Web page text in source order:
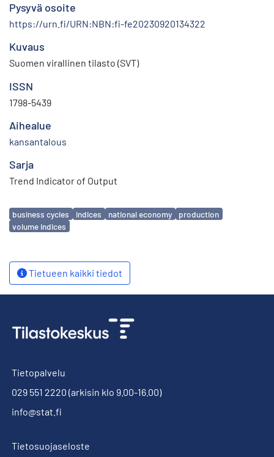
Pysyvä osoite
https://urn.fi/URN:NBN:fi-fe20230920134322
Kuvaus
Suomen virallinen tilasto (SVT)
ISSN
1798-5439
Aihealue
kansantalous
Sarja
Trend Indicator of Output
Avainsanat
business cycles indices national economy
production
volume indices
Tietueen kaikki tiedot
Tietopalvelu
029 551 2220 (arkisin klo 9.00-16.00)
info@stat.fi
Tietosuojaseloste